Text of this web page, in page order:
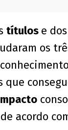
títulos e dos
os
que
acordo